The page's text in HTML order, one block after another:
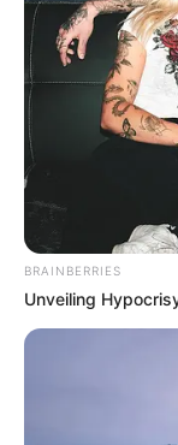
-ad9
O jornalismo do
marcando ponto na
notícias em suas
BRAINBERRIES
Unveiling